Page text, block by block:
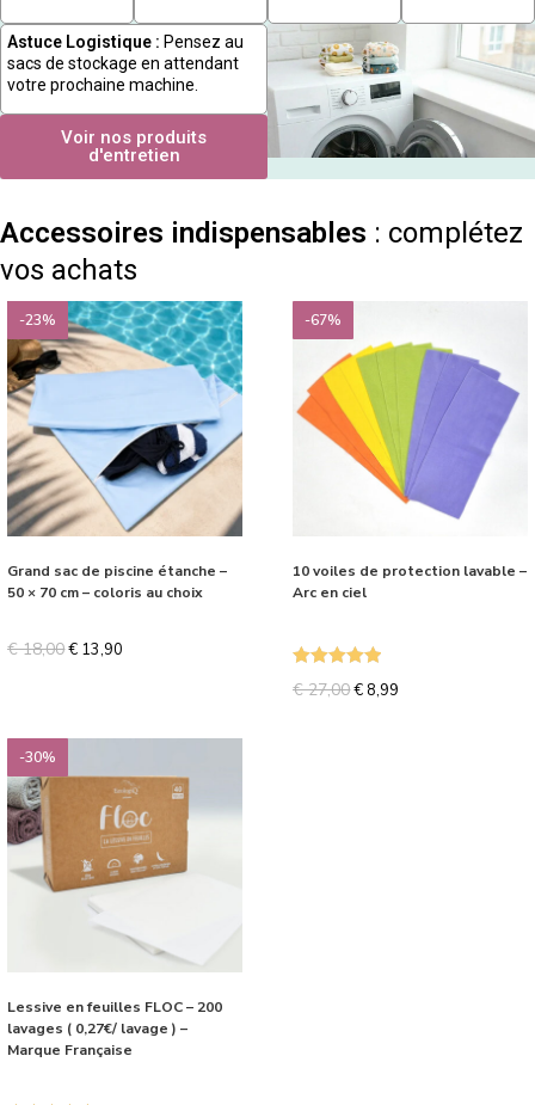
Astuce Logistique : Pensez au
sacs de stockage en attendant
votre prochaine machine.
Voir nos produits
d'entretien
Accessoires indispensables : complétez
vos achats
-23%
Grand sac de piscine étanche –
50 × 70 cm – coloris au choix
€18,00€ 13,90
-67%
10 voiles de protection lavable –
Arc en ciel
€27,00€ 8,99
-30%
Lessive en feuilles FLOC – 200
lavages ( 0,27€/ lavage ) –
Marque Française